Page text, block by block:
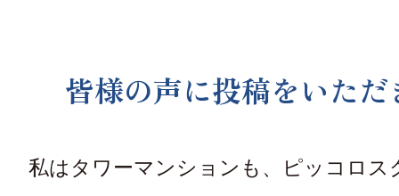
皆様の声に投稿をいただ
私はタワーマンションも、ピッコロス